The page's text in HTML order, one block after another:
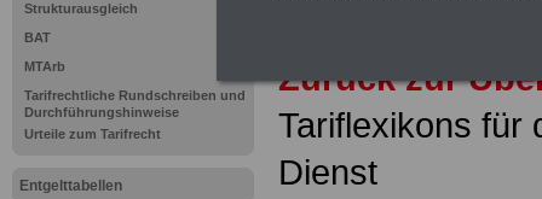
Strukturausgleich
BAT
MTArb
Tarifrechtliche Rundschreiben und
Durchführungshinweise
Urteile zum Tarifrecht
Entgelttabellen
Zurück zur
Tariflexikons für
Dienst